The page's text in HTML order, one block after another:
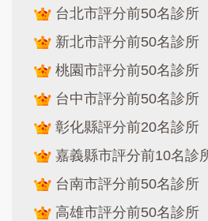
台北市評分前50名診所
新北市評分前50名診所
桃園市評分前50名診所
台中市評分前50名診所
彰化縣評分前20名診所
嘉義縣市評分前10名診
台南市評分前50名診所
高雄市評分前50名診所